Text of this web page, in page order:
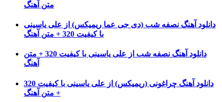
متن آهنگ
دانلود آهنگ نصفه شب (دی جی عما ریمیکس) از علی یاسینی
با کیفیت 320 + متن آهنگ
دانلود آهنگ نصفه شب از علی یاسینی با کیفیت 320 + متن
آهنگ
دانلود آهنگ چراغونی (ریمیکس) از علی یاسینی با کیفیت 320
+ متن آهنگ